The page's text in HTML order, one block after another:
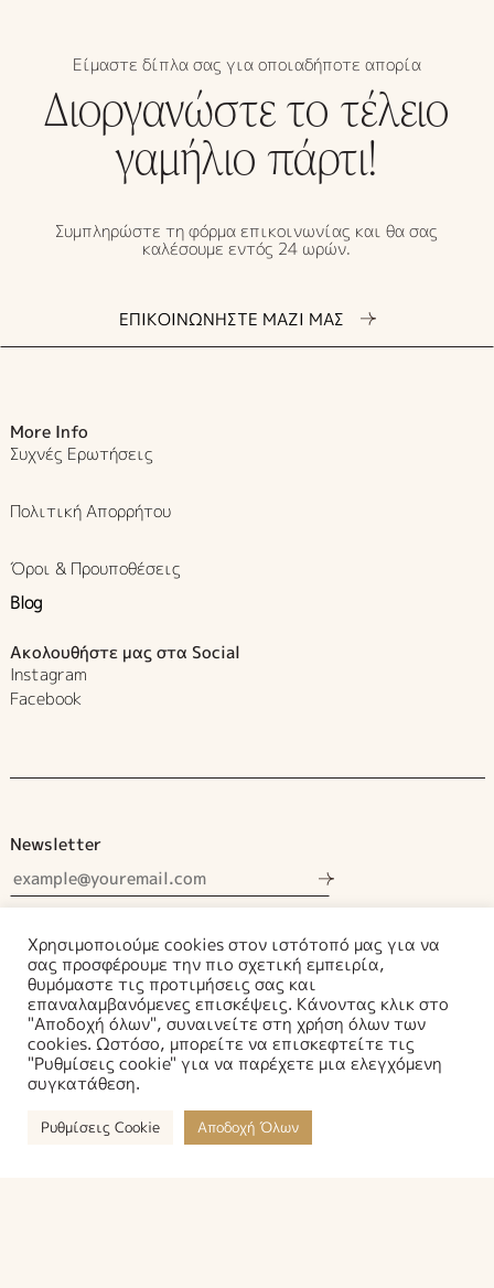
Είμαστε δίπλα σας για οποιαδήποτε απορία
Διοργανώστε το τέλειο
γαμήλιο πάρτι!
Συμπληρώστε τη φόρμα επικοινωνίας και θα σας
καλέσουμε εντός 24 ωρών.
ΕΠΙΚΟΙΝΩΝΗΣΤΕ ΜΑΖΙ ΜΑΣ
More Info
Συχνές Ερωτήσεις
Πολιτική Απορρήτου
Όροι & Προυποθέσεις
Blog
Ακολουθήστε μας στα Social
Instagram
Facebook
Newsletter
Διεύθυνση:Μυρρινούντος και Εικαδέας 1 / Τ.Κ. 19003
Μαρκόπουλος Μεσογαίας
Τηλέφωνο: 6937259298–
Email:info@ilioupetra.gr
Χρησιμοποιούμε cookies στον ιστότοπό μας για να
σας προσφέρουμε την πιο σχετική εμπειρία,
θυμόμαστε τις προτιμήσεις σας και
επαναλαμβανόμενες επισκέψεις. Κάνοντας κλικ στο
"Αποδοχή όλων", συναινείτε στη χρήση όλων των
cookies. Ωστόσο, μπορείτε να επισκεφτείτε τις
"Ρυθμίσεις cookie" για να παρέχετε μια ελεγχόμενη
συγκατάθεση.
Ρυθμίσεις Cookie Αποδοχή Όλων